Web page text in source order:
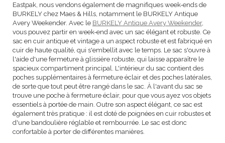
Eastpak, nous vendons également de magnifiques week-ends de
BURKELY chez Maes & Hills, notamment le BURKELY Antique
Avery Weekender. Avec le BURKELY Antique Avery Weekender,
vous pouvez partir en week-end avec un sac élégant et robuste. Ce
sac en cuir antique et vintage a un aspect robuste et est fabriqué en
cuir de haute qualité, qui s'embellit avec le temps. Le sac s'ouvre à
l'aide d'une fermeture à glissière robuste, qui laisse apparaître le
spacieux compartiment principal. L'intérieur du sac contient des
poches supplémentaires à fermeture éclair et des poches latérales,
de sorte que tout peut être rangé dans le sac. À l'avant du sac se
trouve une poche à fermeture éclair, pour que vous ayez vos objets
essentiels à portée de main. Outre son aspect élégant, ce sac est
également très pratique : il est doté de poignées en cuir robustes et
d'une bandoulière réglable et rembourrée. Le sac est donc
confortable à porter de différentes manières.